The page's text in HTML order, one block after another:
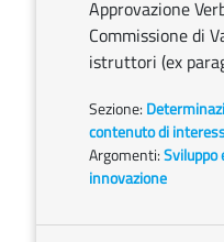
Approvazione
Commissione di
istruttori (ex
Sezione:
contenuto di
Argomenti:Sviluppo
innovazione